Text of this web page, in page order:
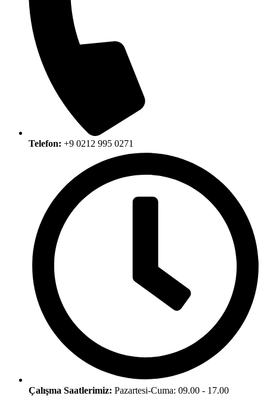
Telefon: +9 0212 995 0271
Çalışma Saatlerimiz: Pazartesi-Cuma: 09.00 - 17.00